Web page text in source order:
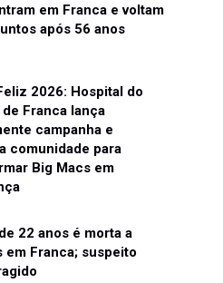
em Franca e voltam
após 56 anos
2026: Hospital do
Franca lança
campanha e
comunidade para
Big Macs em
22 anos é morta a
em Franca; suspeito